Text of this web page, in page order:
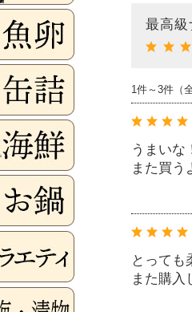
最高
1件～3件（
うまいな
また買う
とっても
また購入